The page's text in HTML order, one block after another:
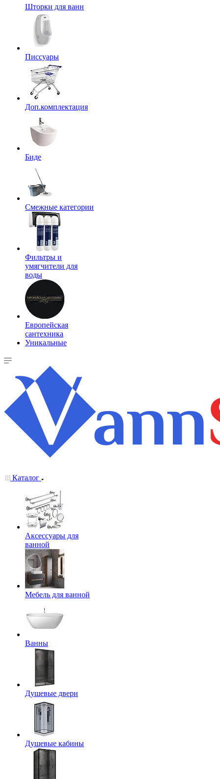
Шторки для ванн
Писсуары
Доп.комплектация
Биде
Смежные категории
Фильтры и
умягчители для
воды
Европейская
сантехника
Уникальные
Каталог
Аксессуары для
ванной
Мебель для ванной
Ванны
Душевые двери
Душевые кабины